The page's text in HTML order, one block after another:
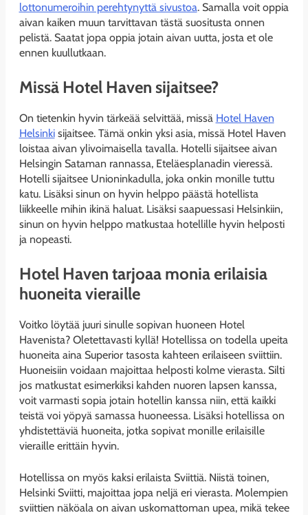
lottonumeroihin perehtynyttä sivustoa. Samalla voit oppia
aivan kaiken muun tarvittavan tästä suositusta onnen
pelistä. Saatat jopa oppia jotain aivan uutta, josta et ole
ennen kuullutkaan.
Missä Hotel Haven sijaitsee?
On tietenkin hyvin tärkeää selvittää, missä Hotel Haven
Helsinkisijaitsee. Tämä onkin yksi asia, missä Hotel Haven
loistaa aivan ylivoimaisella tavalla. Hotelli sijaitsee aivan
Helsingin Sataman rannassa, Eteläesplanadin vieressä.
Hotelli sijaitsee Unioninkadulla, joka onkin monille tuttu
katu. Lisäksi sinun on hyvin helppo päästä hotellista
liikkeelle mihin ikinä haluat. Lisäksi saapuessasi Helsinkiin,
sinun on hyvin helppo matkustaa hotellille hyvin helposti
ja nopeasti.
Hotel Haven tarjoaa monia erilaisia
huoneita vieraille
Voitko löytää juuri sinulle sopivan huoneen Hotel
Havenista? Oletettavasti kyllä! Hotellissa on todella upeita
huoneita aina Superior tasosta kahteen erilaiseen sviittiin.
Huoneisiin voidaan majoittaa helposti kolme vierasta. Silti
jos matkustat esimerkiksi kahden nuoren lapsen kanssa,
voit varmasti sopia jotain hotellin kanssa niin, että kaikki
teistä voi yöpyä samassa huoneessa. Lisäksi hotellissa on
yhdistettäviä huoneita, jotka sopivat monille erilaisille
vieraille erittäin hyvin.
Hotellissa on myös kaksi erilaista Sviittiä. Niistä toinen,
Helsinki Sviitti, majoittaa jopa neljä eri vierasta. Molempien
sviittien näköala on aivan uskomattoman upea, mikä tekee